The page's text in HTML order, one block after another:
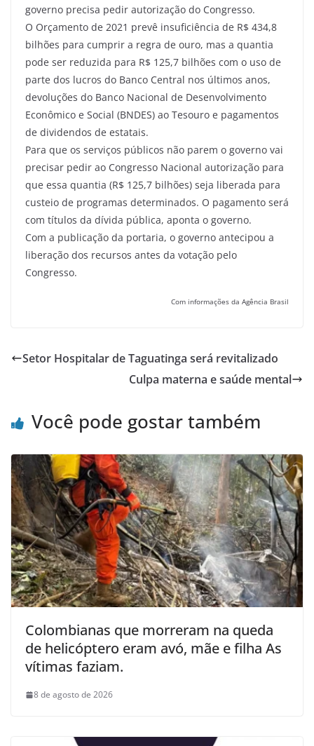
governo precisa pedir autorização do Congresso.
O Orçamento de 2021 prevê insuficiência de R$ 434,8
bilhões para cumprir a regra de ouro, mas a quantia
pode ser reduzida para R$ 125,7 bilhões com o uso de
parte dos lucros do Banco Central nos últimos anos,
devoluções do Banco Nacional de Desenvolvimento
Econômico e Social (BNDES) ao Tesouro e pagamentos
de dividendos de estatais.
Para que os serviços públicos não parem o governo vai
precisar pedir ao Congresso Nacional autorização para
que essa quantia (R$ 125,7 bilhões) seja liberada para
custeio de programas determinados. O pagamento será
com títulos da dívida pública, aponta o governo.
Com a publicação da portaria, o governo antecipou a
liberação dos recursos antes da votação pelo
Congresso.
Com informações da Agência Brasil
Setor Hospitalar de Taguatinga será revitalizado
Culpa materna e saúde mental
Você pode gostar também
Colombianas que morreram na queda
de helicóptero eram avó, mãe e filha As
vítimas faziam.
8 de agosto de 2026